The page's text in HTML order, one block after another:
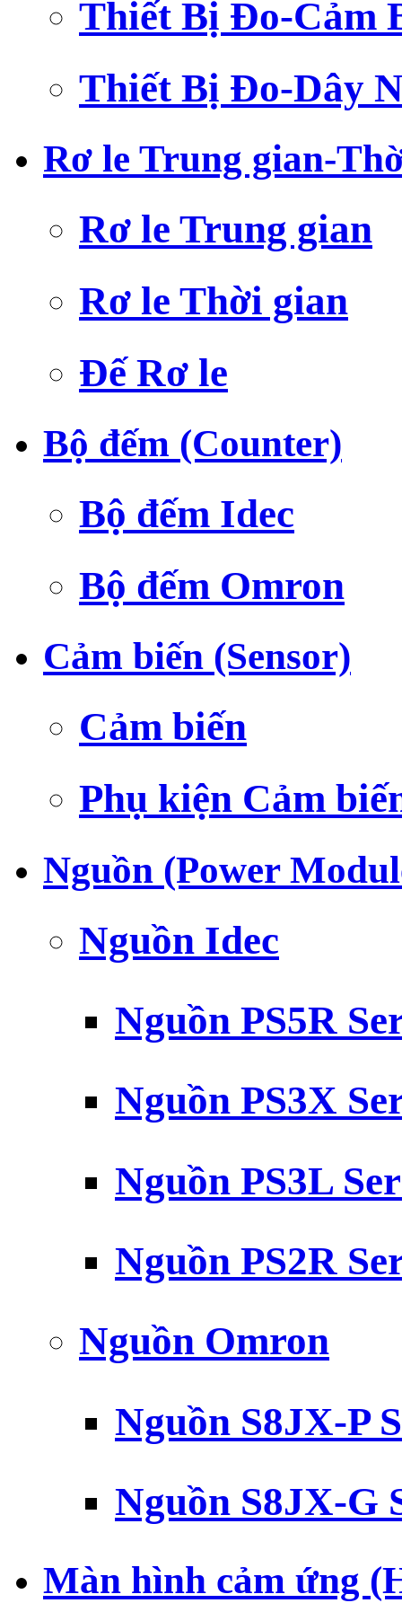
Thiết Bị Đo-Cảm
Thiết Bị Đo-Dây
Rơ le Trung gian-
Rơ le Trung gian
Rơ le Thời gian
Đế Rơ le
Bộ đếm (Counter)
Bộ đếm Idec
Bộ đếm Omron
Cảm biến (Sensor)
Cảm biến
Phụ kiện Cảm
Nguồn (Power
Nguồn Idec
Nguồn PS5R
Nguồn PS3X
Nguồn PS3L
Nguồn PS2R
Nguồn Omron
Nguồn S8JX-P
Nguồn S8JX-G
Màn hình cảm ứng